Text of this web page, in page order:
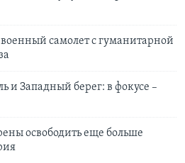
самолет с гуманитарной
и Западный берег: в фокусе –
освободить еще больше